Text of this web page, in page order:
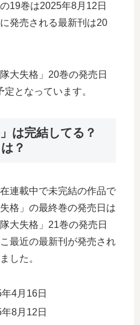
19巻は2025年8月12日
発売される最新刊は20
大失格」20巻の発売日
となっています。
は完結してる？
？
連載中で未完結の作品で
格」の最終巻の発売日は
大失格」21巻の発売日
最近の最新刊が発売され
した。
4月16日
8月12日